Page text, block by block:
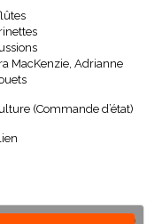
MacKenzie, Adrianne
(Commande d’état)